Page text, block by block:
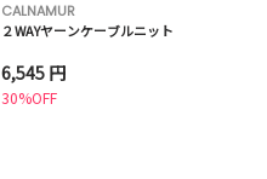
CALNAMUR
２WAYヤーンケーブルニット
6,545 円
30%OFF